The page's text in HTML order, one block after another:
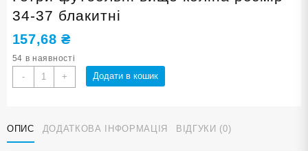
34-37 блакитні
157,68₴
54 в наявності
-
Гетри
футбольні
розмір
34-
+ Додати в кошик
ОПИС ДОДАТКОВА ІНФОРМАЦІЯ ВІДГУКИ (0)